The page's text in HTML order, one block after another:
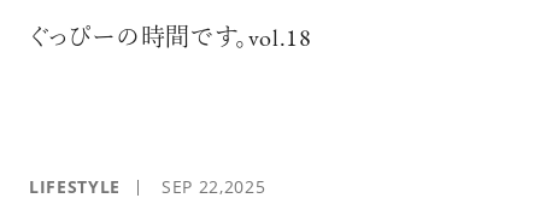
ぐっぴーの時間です。vol.18
LIFESTYLE SEP 22,2025